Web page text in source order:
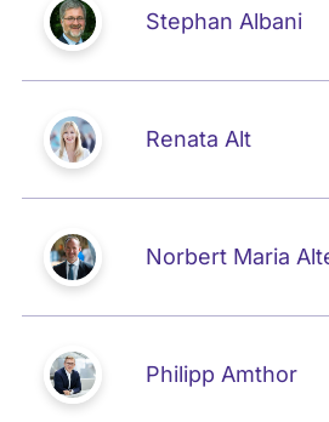
Stephan Albani
Renata Alt
Norbert Maria
Philipp Amthor